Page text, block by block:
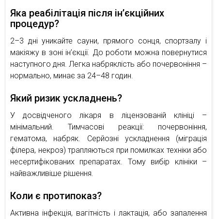
Яка реабілітація після ін’єкційних
процедур?
2–3 дні уникайте сауни, прямого сонця, спортзалу і
макіяжу в зоні ін’єкції. До роботи можна повернутися
наступного дня. Легка набряклість або почервоніння –
нормально, минає за 24–48 годин.
Який ризик ускладнень?
У досвідченого лікаря в ліцензованій клініці –
мінімальний. Тимчасові реакції: почервоніння,
гематома, набряк. Серйозні ускладнення (міграція
філера, некроз) трапляються при помилках техніки або
несертифікованих препаратах. Тому вибір клініки –
найважливіше рішення.
Коли є протипоказ?
Активна інфекція, вагітність і лактація, або запалення